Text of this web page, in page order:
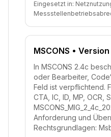
Eingesetzt in:
MSCONS •
In MSCONS 2.4c
oder Bearbeiter,
Feld ist verpflichtend.
CTA, IC, ID, MP, OCR,
Anforderung und
Rechtsgrundlagen: